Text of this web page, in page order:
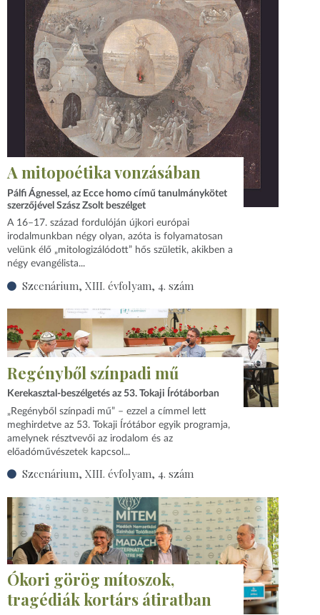
A mitopoétika vonzásában
Pálfi Ágnessel, az Ecce homo című tanulmánykötet
szerzőjével Szász Zsolt beszélget
A 16–17. század fordulóján újkori európai
irodalmunkban négy olyan, azóta is folyamatosan
velünk élő „mitologizálódott” hős születik, akikben a
négy evangélista...
Szcenárium, XIII. évfolyam, 4. szám
Regényből színpadi mű
Kerekasztal-beszélgetés az 53. Tokaji Írótáborban
„Regényből színpadi mű” – ezzel a címmel lett
meghirdetve az 53. Tokaji Írótábor egyik programja,
amelynek résztvevői az irodalom és az
előadóművészetek kapcsol...
Szcenárium, XIII. évfolyam, 4. szám
Ókori görög mítoszok,
tragédiák kortárs átiratban